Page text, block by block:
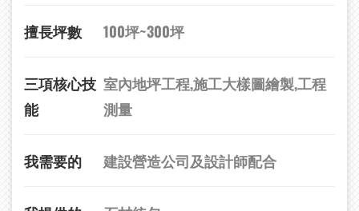
擅長坪數 100坪~300坪
三項核心技
能
室內地坪工程,施工大樣圖繪製,工程
測量
我需要的 建設營造公司及設計師配合